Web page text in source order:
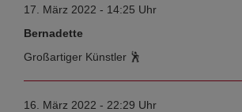
17. März 2022 - 14:25 Uhr
Bernadette
Großartiger Künstler 🕺
16. März 2022 - 22:29 Uhr